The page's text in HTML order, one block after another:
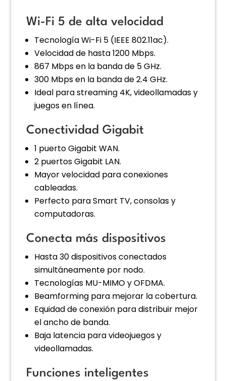
Wi-Fi 5 de alta velocidad
Tecnología Wi-Fi 5 (IEEE 802.11ac).
Velocidad de hasta 1200 Mbps.
867 Mbps en la banda de 5 GHz.
300 Mbps en la banda de 2.4 GHz.
Ideal para streaming 4K, videollamadas y
juegos en línea.
Conectividad Gigabit
1 puerto Gigabit WAN.
2 puertos Gigabit LAN.
Mayor velocidad para conexiones
cableadas.
Perfecto para Smart TV, consolas y
computadoras.
Conecta más dispositivos
Hasta 30 dispositivos conectados
simultáneamente por nodo.
Tecnologías MU-MIMO y OFDMA.
Beamforming para mejorar la cobertura.
Equidad de conexión para distribuir mejor
el ancho de banda.
Baja latencia para videojuegos y
videollamadas.
Funciones inteligentes